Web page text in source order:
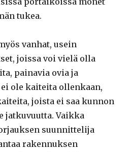
tukea.
vanhat, usein
joissa voi vielä olla
painavia ovia ja
ole kaiteita ollenkaan,
joista ei saa kunnon
jatkuvuutta. Vaikka
suunnittelija
rakennuksen